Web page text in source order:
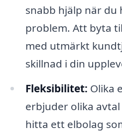
snabb hjälp när
problem. Att byta
med utmärkt
skillnad i din
Fleksibilitet: Olika
erbjuder olika
hitta ett elbolag